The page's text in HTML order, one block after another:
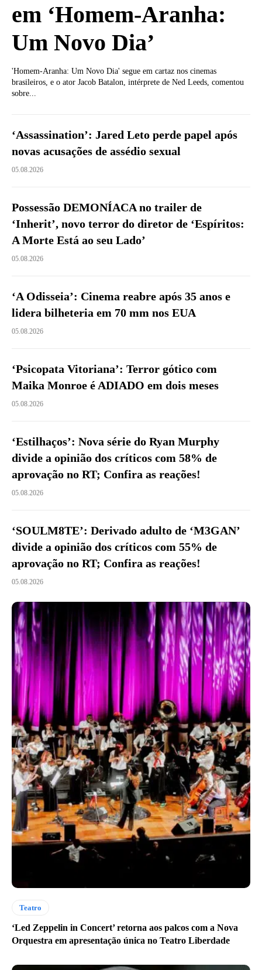
em ‘Homem-Aranha:
Um Novo Dia’
'Homem-Aranha: Um Novo Dia' segue em cartaz nos cinemas
brasileiros, e o ator Jacob Batalon, intérprete de Ned Leeds, comentou
sobre...
‘Assassination’: Jared Leto perde papel após
novas acusações de assédio sexual
05.08.2026
Possessão DEMONÍACA no trailer de
‘Inherit’, novo terror do diretor de ‘Espíritos:
A Morte Está ao seu Lado’
05.08.2026
‘A Odisseia’: Cinema reabre após 35 anos e
lidera bilheteria em 70 mm nos EUA
05.08.2026
‘Psicopata Vitoriana’: Terror gótico com
Maika Monroe é ADIADO em dois meses
05.08.2026
‘Estilhaços’: Nova série do Ryan Murphy
divide a opinião dos críticos com 58% de
aprovação no RT; Confira as reações!
05.08.2026
‘SOULM8TE’: Derivado adulto de ‘M3GAN’
divide a opinião dos críticos com 55% de
aprovação no RT; Confira as reações!
05.08.2026
Teatro
‘Led Zeppelin in Concert’ retorna aos palcos com a Nova
Orquestra em apresentação única no Teatro Liberdade